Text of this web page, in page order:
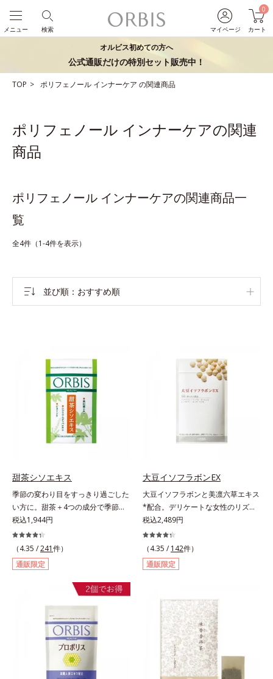
マイページ
0
カート
検索
メニュー
オルビス初めての方へ
公式通販だけの特別セット販売中！
TOP ポリフェノール インナーケア の関連商品
ポリフェノール インナーケアの関連
商品
ポリフェノール インナーケアの関連商品一
覧
全4件（1-4件を表示）
並び順 おすすめ順
甜茶シソエキス
季節の変わり目をすっきり過ごした
い方に。甜茶＋4つの成分で季節に
負けない健康づくりを。GODポリ
フェノールを含むバラ科の甜茶に加
え、3種の植物成分（シソ種子エキ
ス、シジュウムグァバエキス、黄杞
葉エキス）とビタミンEを配合しま
した。植物由来の成分が、やさしく
作用。眠くなることもないので、仕
事はもちろん車を運転するときにも
大丈夫。いつでも気軽に摂れます。
気になる不快感に直接アプローチし
て、季節に負けない健康づくりを応
援します。「ムズムズしそうで窓を
開けるのがコワイ」「ティッシュと
税込1,944円
（4.35 /241件）
通販限定
大豆イソフラボンEX
大豆イソフラボンと美凛六草エキス
*配合。デリケートな女性のリズム
とバランスをサポート！。女性のカ
ラダは自分で思うよりもずっとデリ
ケート。不安定になりがちな女性の
身体の働きを助け、健康バランスを
サポートするサプリメントです。1
40mg（アグリコン換算25mg）と
和漢植物「美凛六草エキス」を
100mg配合。大豆イソフラボン
は、大豆に含まれるポリフェノール
の一種で、豆腐半丁分に相当する量
を配合しています。美凛六草エキス
税込2,489円
（4.35 / 142件）
通販限定